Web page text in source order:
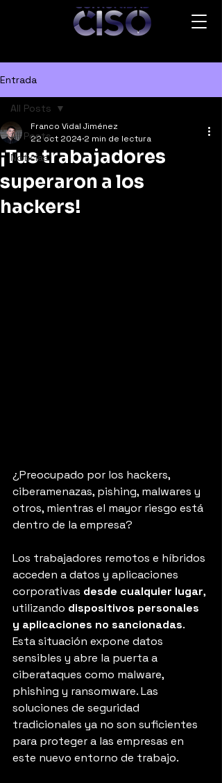
Entrada
All Posts
Noticias
All Posts
¡Tus trabajadores
superaron a los
hackers!
Franco Vidal Jiménez
22 oct 2024 2 min de lectura
¿Preocupado por los hackers,
ciberamenazas, pishing, malwares y
otros, mientras el mayor riesgo está
dentro de la empresa?
Los trabajadores remotos e híbridos
acceden a datos y aplicaciones
corporativas desde cualquier lugar,
utilizando dispositivos personales
y aplicaciones no sancionadas.
Esta situación expone datos
sensibles y abre la puerta a
ciberataques como malware,
phishing y ransomware. Las
soluciones de seguridad
tradicionales ya no son suficientes
para proteger a las empresas en
este nuevo entorno de trabajo.